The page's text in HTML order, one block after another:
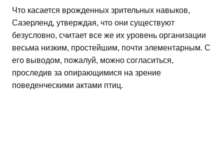
Что касается врожденных зрительных навыков,
Сазерленд, утверждая, что они существуют
безусловно, считает все же их уровень организации
весьма низким, простейшим, почти элементарным. С
его выводом, пожалуй, можно согласиться,
проследив за опирающимися на зрение
поведенческими актами птиц.